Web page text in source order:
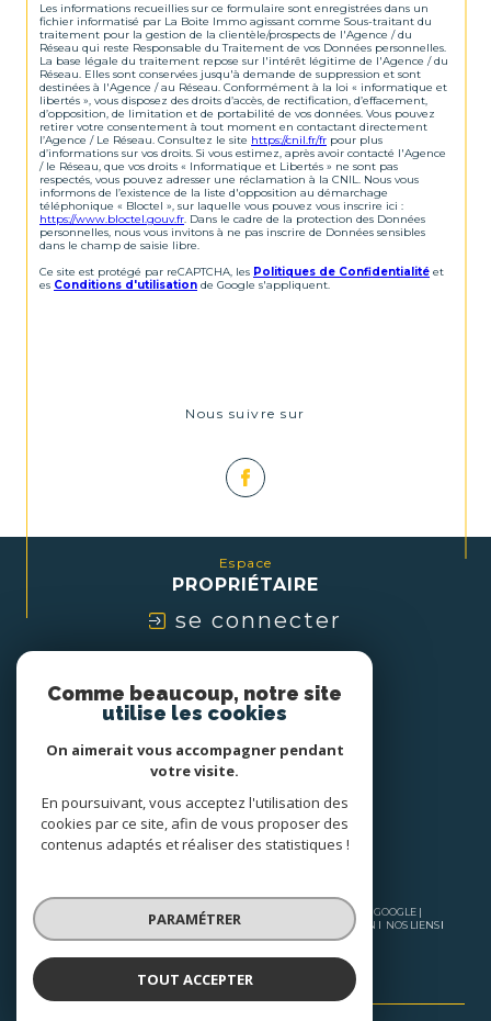
Les informations recueillies sur ce formulaire sont enregistrées dans un
fichier informatisé par La Boite Immo agissant comme Sous-traitant du
traitement pour la gestion de la clientèle/prospects de l'Agence / du
Réseau qui reste Responsable du Traitement de vos Données personnelles.
La base légale du traitement repose sur l'intérêt légitime de l'Agence / du
Réseau. Elles sont conservées jusqu'à demande de suppression et sont
destinées à l'Agence / au Réseau. Conformément à la loi « informatique et
libertés », vous disposez des droits d’accès, de rectification, d’effacement,
d’opposition, de limitation et de portabilité de vos données. Vous pouvez
retirer votre consentement à tout moment en contactant directement
l’Agence / Le Réseau. Consultez le site https://cnil.fr/fr pour plus
d’informations sur vos droits. Si vous estimez, après avoir contacté l'Agence
/ le Réseau, que vos droits « Informatique et Libertés » ne sont pas
respectés, vous pouvez adresser une réclamation à la CNIL. Nous vous
informons de l’existence de la liste d'opposition au démarchage
téléphonique « Bloctel », sur laquelle vous pouvez vous inscrire ici :
https://www.bloctel.gouv.fr . Dans le cadre de la protection des Données
personnelles, nous vous invitons à ne pas inscrire de Données sensibles
dans le champ de saisie libre.
Ce site est protégé par reCAPTCHA, les Politiques de Confidentialité et
es Conditions d'utilisation de Google s'appliquent.
Nous suivre sur
Espace
PROPRIÉTAIRE
se connecter
ADHÉRONS
© 2026 | TOUS DROITS RÉSERVÉS | TRADUCTION POWERED BY GOOGLE |
PLAN DU SITE MENTIONS LÉGALES ADMIN
NOS LIENS
POLITIQUE RGPD
COOKIES
Comme beaucoup, notre site
utilise les cookies
On aimerait vous accompagner pendant
votre visite.
En poursuivant, vous acceptez l'utilisation des
cookies par ce site, afin de vous proposer des
contenus adaptés et réaliser des statistiques !
PARAMÉTRER
TOUT ACCEPTER